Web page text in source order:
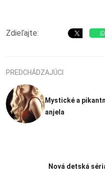
Zdieľajte:
PREDCHÁDZAJÚCI
Mystické a
anjela
Nová detská